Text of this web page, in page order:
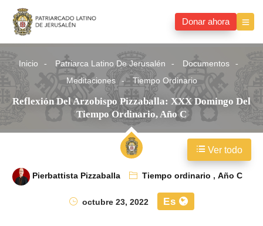
Donar ahora
Inicio Patriarca Latino De Jerusalén
Documentos
Meditaciones
Tiempo Ordinario
Reflexión Del Arzobispo Pizzaballa: XXX Domingo Del
Tiempo Ordinario, Año C
Pierbattista Pizzaballa Tiempo ordinario ,Año C
octubre 23, 2022
Es
Ver todo